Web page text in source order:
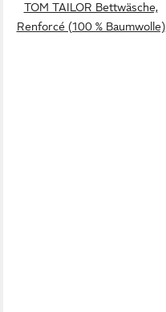
TOM TAILOR Bettwäsche,
Renforcé (100 % Baumwolle)